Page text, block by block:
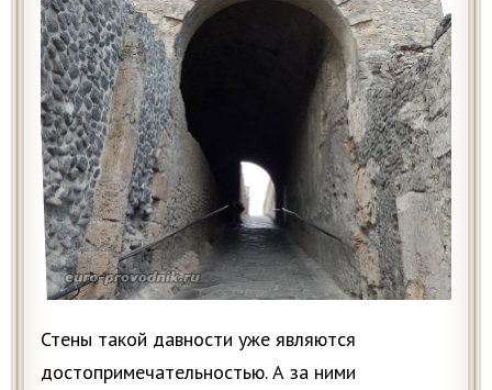
Стены такой давности уже являются
достопримечательностью. А за ними